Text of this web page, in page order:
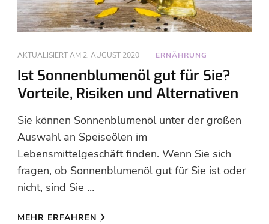
AKTUALISIERT AM 2. AUGUST 2020 ERNÄHRUNG
Ist Sonnenblumenöl gut für Sie?
Vorteile, Risiken und Alternativen
Sie können Sonnenblumenöl unter der großen
Auswahl an Speiseölen im
Lebensmittelgeschäft finden. Wenn Sie sich
fragen, ob Sonnenblumenöl gut für Sie ist oder
nicht, sind Sie …
MEHR ERFAHREN